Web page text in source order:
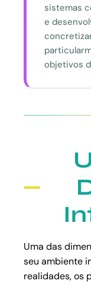
sistemas
e
objetivos
Uma das
seu ambiente
realidades, os